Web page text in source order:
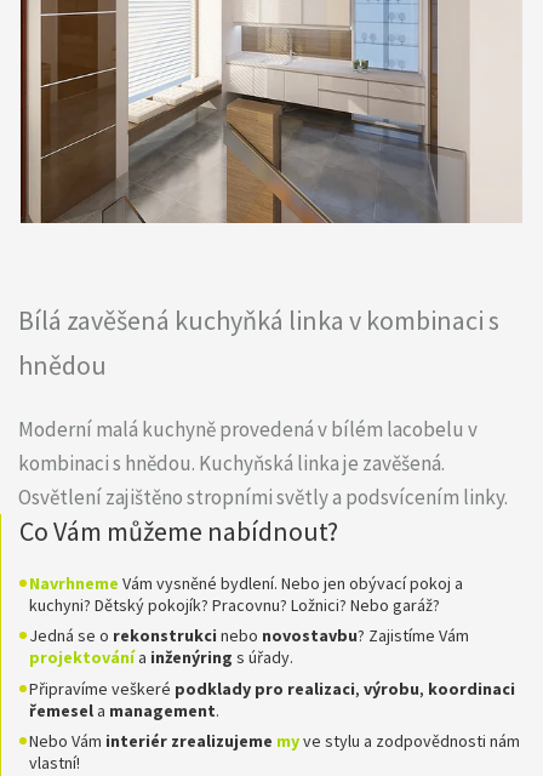
Bílá zavěšená kuchyňká linka v kombinaci s
hnědou
Moderní malá kuchyně provedená v bílém lacobelu v
kombinaci s hnědou. Kuchyňská linka je zavěšená.
Osvětlení zajištěno stropními světly a podsvícením linky.
Co Vám můžeme nabídnout?
Navrhneme Vám vysněné bydlení. Nebo jen obývací pokoj a
kuchyni? Dětský pokojík? Pracovnu? Ložnici? Nebo garáž?
Jedná se o rekonstrukci nebo novostavbu? Zajistíme Vám
projektovánía inženýring s úřady.
Připravíme veškeré podklady pro realizaci, výrobu, koordinaci
řemesela management.
Nebo Vám interiér zrealizujeme myve stylu a zodpovědnosti nám
vlastní!